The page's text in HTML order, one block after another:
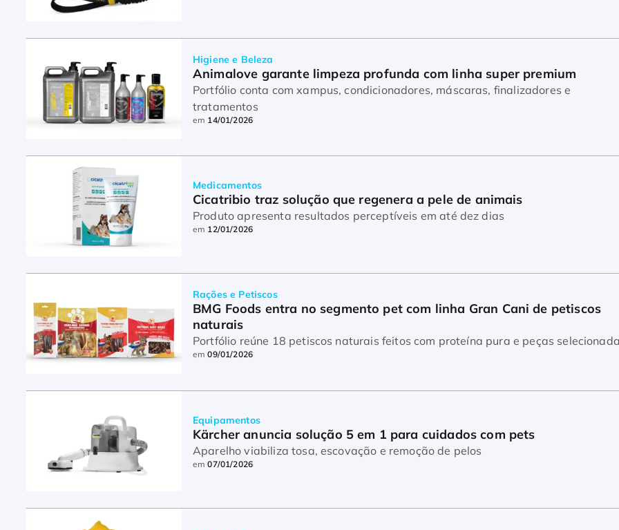
Higiene e Beleza
Animalove garante limpeza profunda com linha super premium
Portfólio conta com xampus, condicionadores, máscaras, finalizadores e
tratamentos
em 14/01/2026
Medicamentos
Cicatribio traz solução que regenera a pele de animais
Produto apresenta resultados perceptíveis em até dez dias
em 12/01/2026
Rações e Petiscos
BMG Foods entra no segmento pet com linha Gran Cani de petiscos
naturais
Portfólio reúne 18 petiscos naturais feitos com proteína pura e peças
em09/01/2026
Equipamentos
Kärcher anuncia solução 5 em 1 para cuidados com pets
Aparelho viabiliza tosa, escovação e remoção de pelos
em07/01/2026